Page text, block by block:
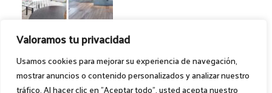
Valoramos tu privacidad
Usamos cookies para mejorar su experiencia de navegación,
mostrar anuncios o contenido personalizados y analizar nuestro
tráfico. Al hacer clic en "Aceptar todo", usted acepta nuestro
Separadores de Espacios: Ideas Creativas para
Optimizar tu Hogar